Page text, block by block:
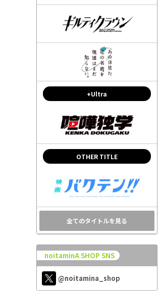
+Ultra
OTHER TITLE
全てのタイトルを見る
noitaminA SHOP SNS
@noitamina_shop
ァイルセット クリスマ
スver.
¥880（税込）
TVアニメ「よふかしの
よふかしのうた
テッカー 七草ナ..
¥660（税込）